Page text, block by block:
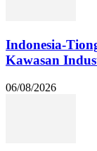
Indonesia-
Kawasan
06/08/2026